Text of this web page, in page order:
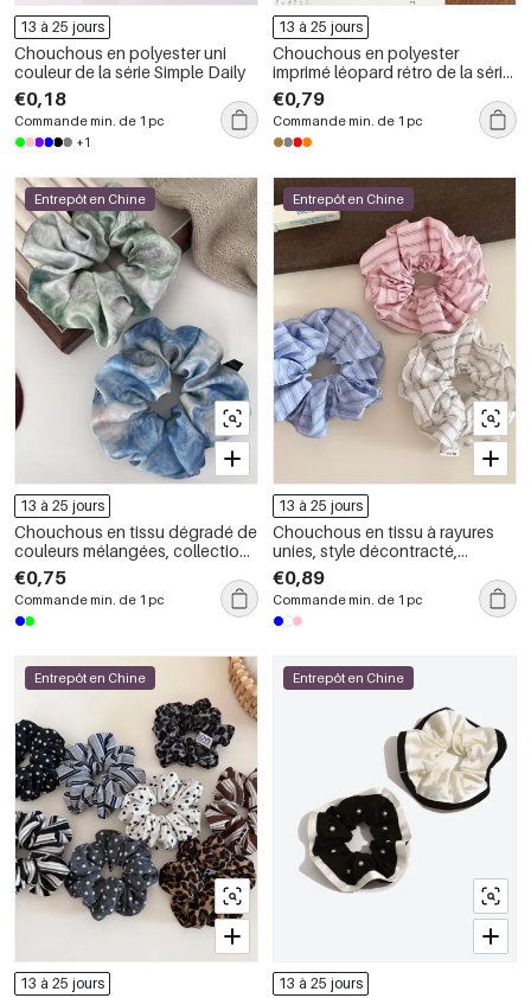
13 à 25 jours
Chouchous en polyester uni
couleur de la série Simple Daily
€0,18
Commande min. de 1 pc
+1
13 à 25 jours
Chouchous en polyester
imprimé léopard rétro de la série
Simple
€0,79
Commande min. de 1 pc
Entrepôt en Chine
13 à 25 jours
Chouchous en tissu dégradé de
couleurs mélangées, collection
Simple Series Daily
€0,75
Commande min. de 1 pc
Entrepôt en Chine
13 à 25 jours
Chouchous en tissu à rayures
unies, style décontracté,
collection Simple
€0,89
Commande min. de 1 pc
Entrepôt en Chine
13 à 25 jours
Entrepôt en Chine
13 à 25 jours